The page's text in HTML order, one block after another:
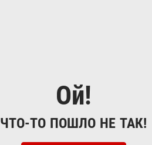
Ой!
ЧТО-ТО ПОШЛО НЕ ТАК!